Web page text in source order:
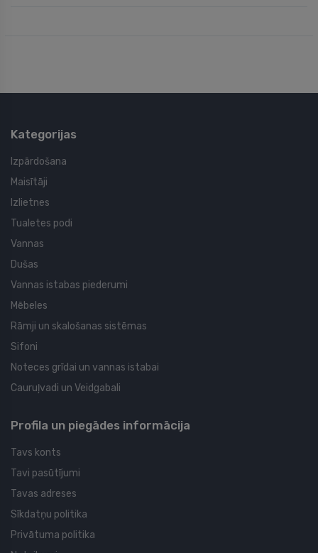
Kategorijas
Izpārdošana
Maisītāji
Izlietnes
Tualetes podi
Vannas
Dušas
Vannas istabas piederumi
Mēbeles
Rāmji un skalošanas sistēmas
Sifoni
Noteces grīdai un vannas istabai
Cauruļvadi un Veidgabali
Profila un piegādes informācija
Tavs konts
Tavi pasūtījumi
Tavas adreses
Sīkdatņu politika
Privātuma politika